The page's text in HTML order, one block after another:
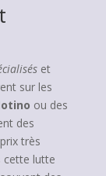
et
sur les
ou des
des
très
cette lutte